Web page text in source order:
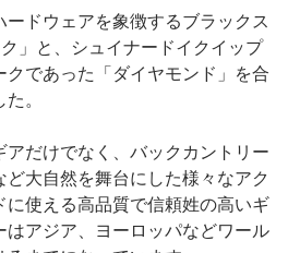
ドウェアを象徴するブラックス
」と、シュイナードイクイップ
クであった「ダイヤモンド」を合
。
だけでなく、バックカントリー
大自然を舞台にした様々なアク
使える高品質で信頼姓の高いギ
アジア、ヨーロッパなどワール